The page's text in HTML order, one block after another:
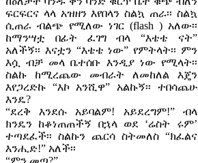
ፍርፍርና ላላ አዝዘን እየበላን ስልኳ ጠራ፡፡ ስልኳ
ሲጠራ ብልጭ የሚለው ነገር (flash ) አለው፡፡
ከማንሣቷ በፊት ፈገግ ብላ “እቴቴ ናት”
አለችኝ፡፡ እናቷን “እቴቴ ነው” የምትላት፡፡ ምን
እሷ ብቻ መላ ቤተሰቡ እንዲያ ነው የሚላት፡፡
ስልኩ ከሚረጨው መብራት ለመከለል እጄን
እየጋረድኩ “እኮ አንሺዋ” አልኩኝ፡፡ ተበሳጨሁ
እንዴ?
“ደረቅ እንደሱ አይባልም! አይደረግም!” ብላ
ክንዴን ከቆነጠጠችኝ በኋላ ወደ ‘ሬስት ሩም’
ተጣደፈች፡፡ ስልኩን ጨርሳ ስትመለስ “ክፈልና
እንሒድ!” አለች፡፡
“ምን መጣ?”